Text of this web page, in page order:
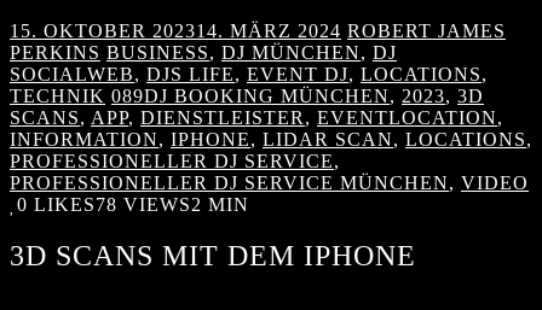
15. OKTOBER 202314. MÄRZ 2024 ROBERT JAMES
PERKINS BUSINESS, DJ MÜNCHEN, DJ
SOCIALWEB, DJS LIFE, EVENT DJ, LOCATIONS,
TECHNIK 089DJ BOOKING MÜNCHEN, 2023, 3D
SCANS, APP, DIENSTLEISTER , EVENTLOCATION,
INFORMATION, IPHONE, LIDAR SCAN, LOCATIONS,
PROFESSIONELLER DJ SERVICE,
PROFESSIONELLER DJ SERVICE MÜNCHEN, VIDEO
0 LIKES78 VIEWS2 MIN
3D SCANS MIT DEM IPHONE